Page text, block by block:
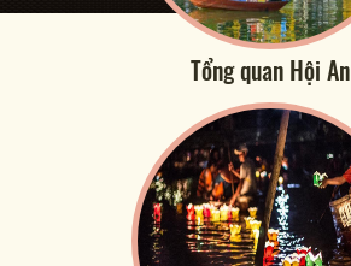
Tổng quan Hội An